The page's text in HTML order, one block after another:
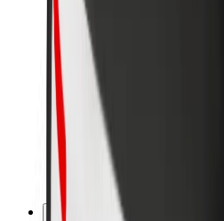
Wytyczne dotyczące marki
Misja
Relacje inwestorskie
Zespół zarządzający
Marka
Media
Fundusz Miejski
Bezpieczeństwo